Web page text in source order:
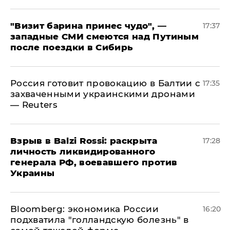
"Визит барина принес чудо", —
западные СМИ смеются над Путиным
после поездки в Сибирь
17:37
​Россия готовит провокацию в Балтии с
захваченными украинскими дронами
— Reuters
17:35
​Взрыв в Balzi Rossi: раскрыта
личность ликвидированного
генерала РФ, воевавшего против
Украины
17:28
Bloomberg: экономика России
подхватила "голландскую болезнь" в
16:20